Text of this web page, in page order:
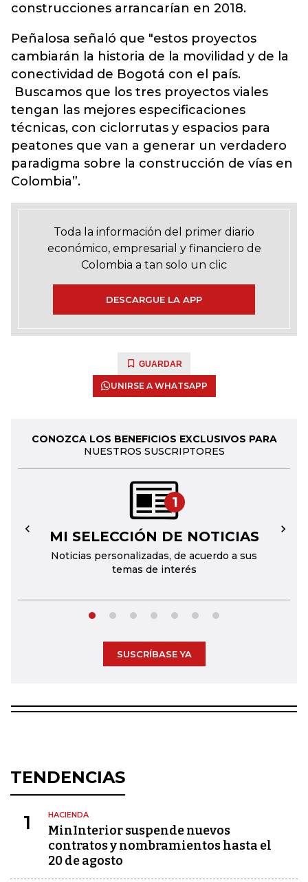
construcciones arrancarían en 2018.
Peñalosa señaló que "estos proyectos
cambiarán la historia de la movilidad y de la
conectividad de Bogotá con el país.
Buscamos que los tres proyectos viales
tengan las mejores especificaciones
técnicas, con ciclorrutas y espacios para
peatones que van a generar un verdadero
paradigma sobre la construcción de vías en
Colombia”.
Toda la información del primer diario
económico, empresarial y financiero de
Colombia a tan solo un clic
DESCARGUE LA APP
GUARDAR
UNIRSE A WHATSAPP
CONOZCA LOS BENEFICIOS EXCLUSIVOS PARA
NUESTROS SUSCRIPTORES
1
MI SELECCIÓN DE NOTICIAS
Noticias personalizadas, de acuerdo a sus
temas de interés
← →
SUSCRÍBASE YA
TENDENCIAS
1 HACIENDA
MinInterior suspende nuevos
contratos y nombramientos hasta el
20 de agosto